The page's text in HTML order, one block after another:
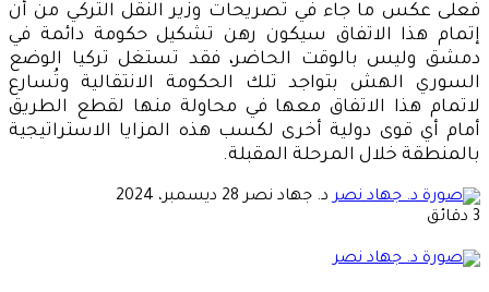
فعلى عكس ما جاء في تصريحات وزير النقل التركي من أن
إتمام هذا الاتفاق سيكون رهن تشكيل حكومة دائمة في
دمشق وليس بالوقت الحاضر، فقد تستغل تركيا الوضع
السوري الهش بتواجد تلك الحكومة الانتقالية وتُسارع
لاتمام هذا الاتفاق معها في محاولة منها لقطع الطريق
أمام أي قوى دولية أخرى لكسب هذه المزايا الاستراتيجية
بالمنطقة خلال المرحلة المقبلة.
د. جهاد نصر أرسل
28 ديسمبر، 2024
3 دقائق